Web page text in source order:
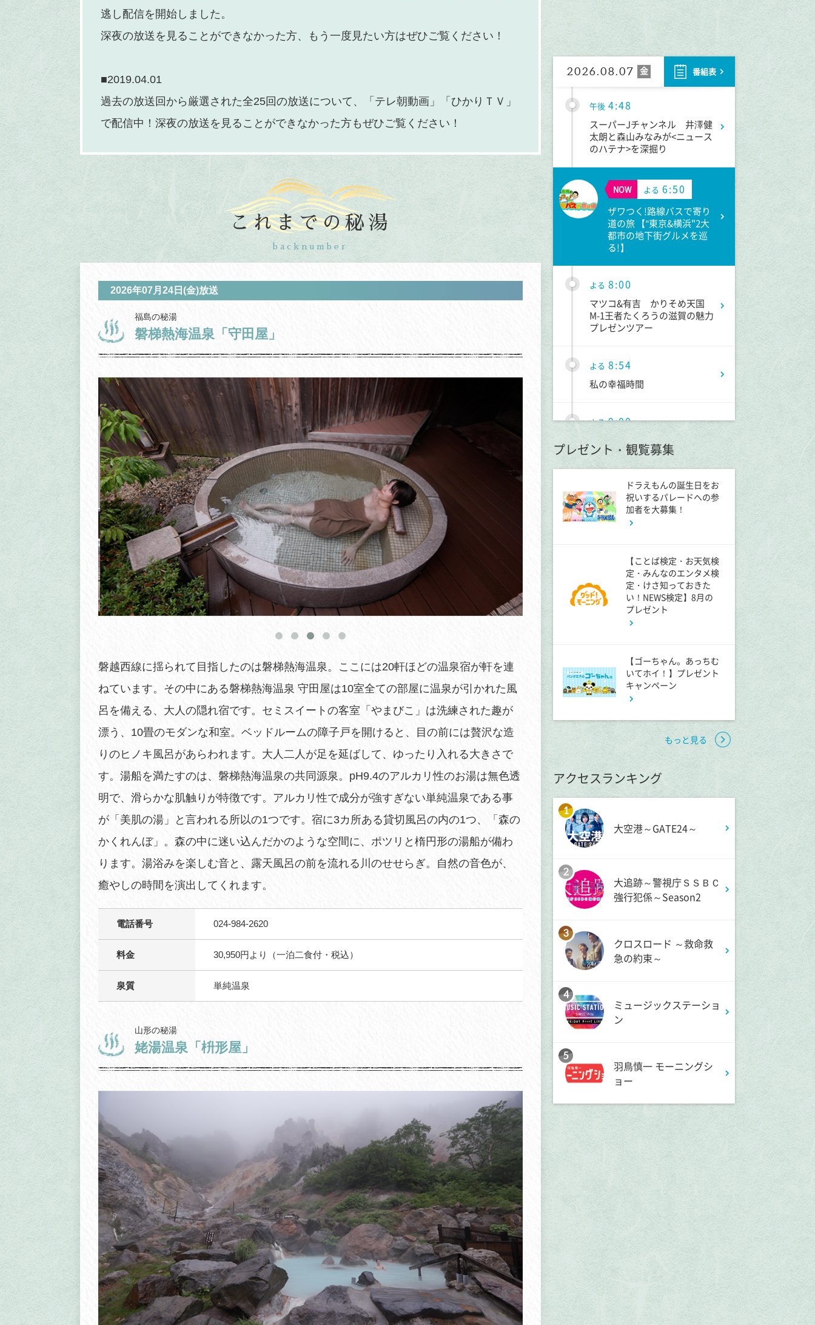
逃し配信を開始しました。
深夜の放送を見ることができなかった方、もう一度見たい方はぜひご覧ください！
■2019.04.01
過去の放送回から厳選された全25回の放送について、「テレ朝動画」「ひかりＴＶ」
で配信中！深夜の放送を見ることができなかった方もぜひご覧ください！
これまでの秘湯
backnumber
2026年07月24日(金)放送
福島の秘湯
磐梯熱海温泉「守田屋」
磐越西線に揺られて目指したのは磐梯熱海温泉。ここには20軒ほどの温泉宿が軒を連
ねています。その中にある磐梯熱海温泉 守田屋は10室全ての部屋に温泉が引かれた風
呂を備える、大人の隠れ宿です。セミスイートの客室「やまびこ」は洗練された趣が
漂う、10畳のモダンな和室。ベッドルームの障子戸を開けると、目の前には贅沢な造
りのヒノキ風呂があらわれます。大人二人が足を延ばして、ゆったり入れる大きさで
す。湯船を満たすのは、磐梯熱海温泉の共同源泉。pH9.4のアルカリ性のお湯は無色透
明で、滑らかな肌触りが特徴です。アルカリ性で成分が強すぎない単純温泉である事
が「美肌の湯」と言われる所以の1つです。宿に3カ所ある貸切風呂の内の1つ、「森の
かくれんぼ」。森の中に迷い込んだかのような空間に、ポツリと楕円形の湯船が備わ
ります。湯浴みを楽しむ音と、露天風呂の前を流れる川のせせらぎ。自然の音色が、
癒やしの時間を演出してくれます。
電話番号 024-984-2620
料金 30,950円より（一泊二食付・税込）
泉質 単純温泉
山形の秘湯
姥湯温泉「枡形屋」
2026.08.07 金 番組表
科捜研の女12 #3
午後
相棒16 #11
午後 4:48
スーパーJチャンネル 井澤健
太朗と森山みなみが<ニュース
のハテナ>を深掘り
NOW よる 6:50
ザワつく!路線バスで寄り
道の旅 【“東京&横浜"2大
都市の地下街グルメを巡
る!】
よる 8:00
マツコ&有吉 かりそめ天国
M-1王者たくろうの滋賀の魅力
プレゼンツアー
よる 8:54
私の幸福時間
よる 9:00
ミュージックステーション
10周年あいみょん、TMR、
HY…名曲続々!ATEEZがヒット
よる 9:54
11:10
熱闘甲子園 涙は、強さにな
る。
気づきの扉
よる 11:45
キッチンカー大作戦!
深夜
バズマンTV
ラブ!!Jリーグ
M:ZINE
テレ朝サマフェスナビ
2:52
新日ちゃんぴおん! 天山広吉
クリニックでお悩み解決!
プレゼント・観覧募集
ドラえもんの誕生日をお
祝いするパレードへの参
加者を大募集！
【ことば検定・お天気検
定・みんなのエンタメ検
定・けさ知っておきた
い！NEWS検定】8月の
プレゼント
【ゴーちゃん。あっちむ
いてホイ！】プレゼント
キャンペーン
もっと見る
アクセスランキング
1
大空港～GATE24～
2
大追跡～警視庁ＳＳＢＣ
強行犯係～Season2
3
クロスロード ～救命救
急の約束～
4
ミュージックステーショ
ン
5
羽鳥慎一 モーニングシ
ョー